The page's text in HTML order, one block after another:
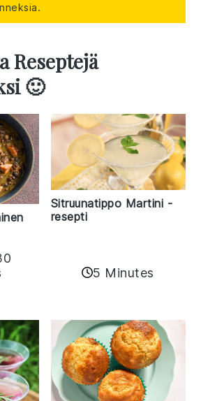
Reseptejä
🙂
Sitruunatippo Martini -
resepti
5 Minutes